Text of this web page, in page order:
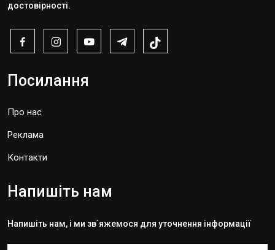
достовірності.
Посилання
Про нас
Реклама
Контакти
Напишіть нам
Напишіть нам, і ми зв`яжемося для уточнення інформації